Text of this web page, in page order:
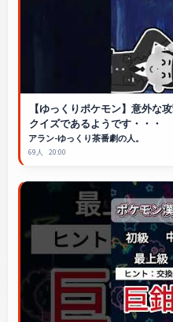
【ゆっくりポケモン】意外な
クイズであるようです・・・
アラン-ゆっくり茶番劇の人。
69人 20:00